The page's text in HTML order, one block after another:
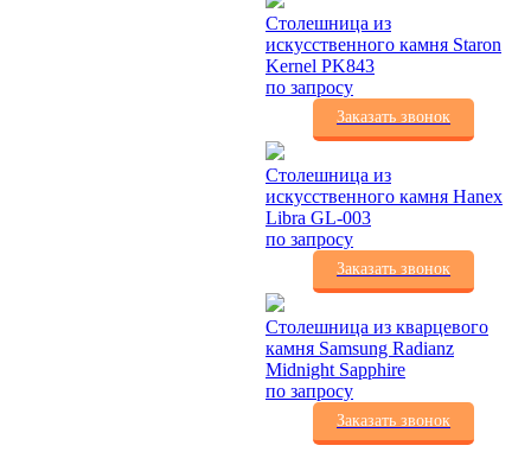
Столешница из
искусственного камня Staron
Kernel PK843
по запросу
Заказать звонок
Столешница из
искусственного камня Hanex
Libra GL-003
по запросу
Заказать звонок
Столешница из кварцевого
камня Samsung Radianz
Midnight Sapphire
по запросу
Заказать звонок